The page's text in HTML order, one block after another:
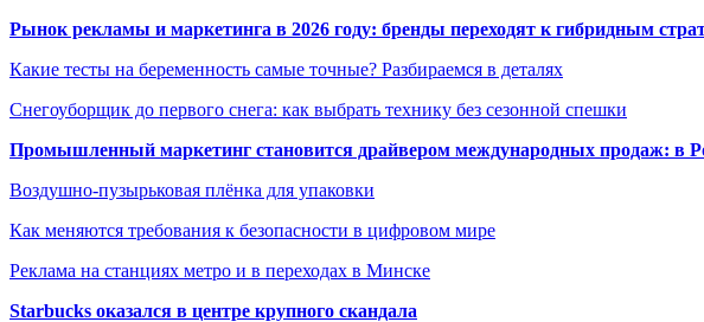
Рынок рекламы и маркетинга в 2026 году: бренды переходят к гибридным
Какие тесты на беременность самые точные? Разбираемся в деталях
Снегоуборщик до первого снега: как выбрать технику без сезонной спешки
Промышленный маркетинг становится драйвером международных продаж: в
Воздушно-пузырьковая плёнка для упаковки
Как меняются требования к безопасности в цифровом мире
Реклама на станциях метро и в переходах в Минске
Starbucks оказался в центре крупного скандала